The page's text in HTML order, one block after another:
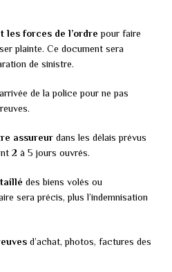
les forces de l’ordre pour faire
plainte. Ce document sera
de sinistre.
de la police pour ne pas
assureur dans les délais prévus
2 à 5 jours ouvrés.
des biens volés ou
sera précis, plus l’indemnisation
d’achat, photos, factures des